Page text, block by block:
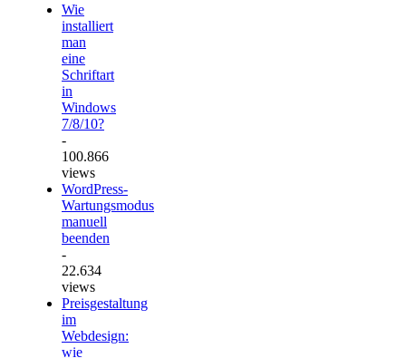
Wie
installiert
man
eine
Schriftart
in
Windows
7/8/10?
-
100.866
views
WordPress-
Wartungsmodus
manuell
beenden
-
22.634
views
Preisgestaltung
im
Webdesign:
wie